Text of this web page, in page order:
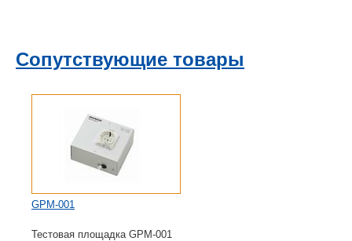
Сопутствующие товары
GPM-001
Тестовая площадка GPM-001